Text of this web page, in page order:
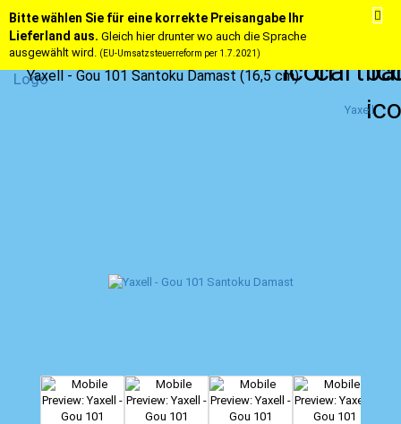
Bitte wählen Sie für eine korrekte Preisangabe Ihr
Lieferland aus. Gleich hier drunter wo auch die Sprache
ausgewählt wird. (EU-Umsatzsteuerreform per 1.7.2021)
Yaxell - Gou 101 Santoku Damast (16,5 cm)
Yaxell